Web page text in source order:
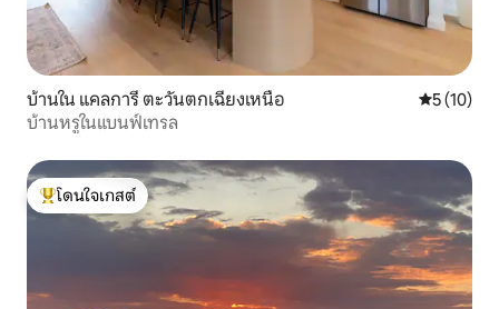
บ้านใน แคลการี ตะวันตกเฉียงเหนือ คะแนนเฉลี่
5 (10)
บ้านหรูในแบนฟ์เทรล
โดนใจเกสต์ที่สุด
โดนใจเกสต์